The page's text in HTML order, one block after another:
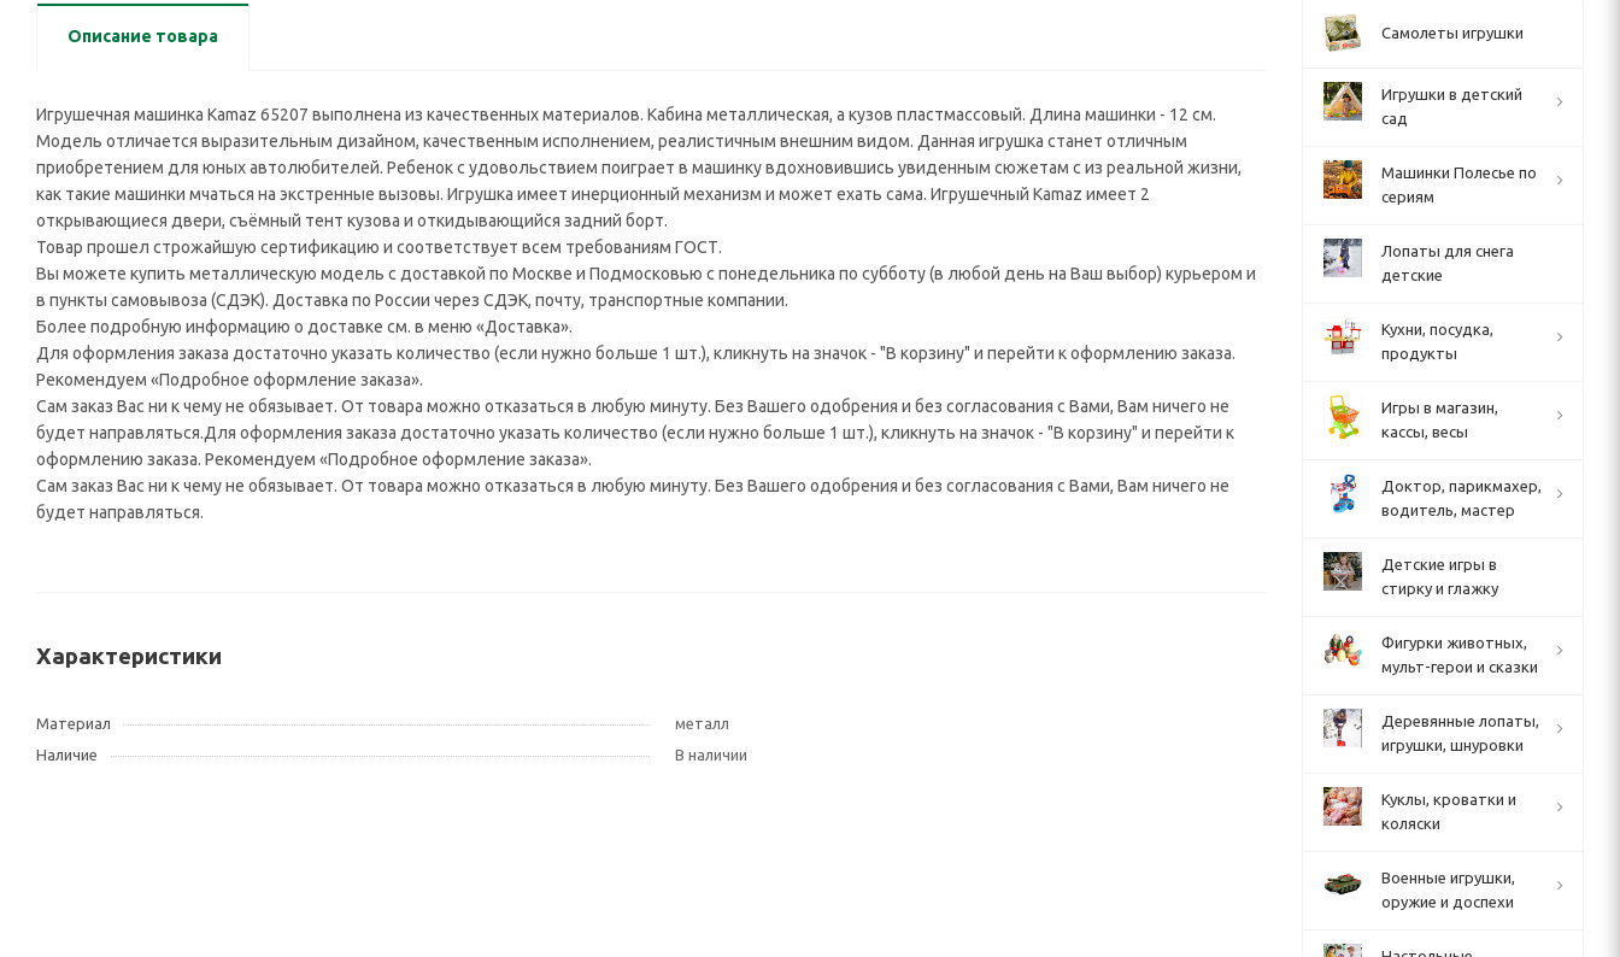
Описание товара
Игрушечная машинка Kamaz 65207 выполнена из качественных материалов. Кабина металлическая, а кузов пластмассовый. Длина машинки - 12 см.
Модель отличается выразительным дизайном, качественным исполнением, реалистичным внешним видом. Данная игрушка станет отличным
приобретением для юных автолюбителей. Ребенок с удовольствием поиграет в машинку вдохновившись увиденным сюжетам с из реальной жизни,
как такие машинки мчаться на экстренные вызовы. Игрушка имеет инерционный механизм и может ехать сама. Игрушечный Kamaz имеет 2
открывающиеся двери, съёмный тент кузова и откидывающийся задний борт.
Товар прошел строжайшую сертификацию и соответствует всем требованиям ГОСТ.
Вы можете купить металлическую модель с доставкой по Москве и Подмосковью с понедельника по субботу (в любой день на Ваш выбор) курьером и
в пункты самовывоза (СДЭК). Доставка по России через СДЭК, почту, транспортные компании.
Более подробную информацию о доставке см. в меню «Доставка».
Для оформления заказа достаточно указать количество (если нужно больше 1 шт.), кликнуть на значок - "В корзину" и перейти к оформлению заказа.
Рекомендуем «Подробное оформление заказа».
Сам заказ Вас ни к чему не обязывает. От товара можно отказаться в любую минуту. Без Вашего одобрения и без согласования с Вами, Вам ничего не
будет направляться.Для оформления заказа достаточно указать количество (если нужно больше 1 шт.), кликнуть на значок - "В корзину" и перейти к
оформлению заказа. Рекомендуем «Подробное оформление заказа».
Сам заказ Вас ни к чему не обязывает. От товара можно отказаться в любую минуту. Без Вашего одобрения и без согласования с Вами, Вам ничего не
будет направляться.
Характеристики
Материал
металл
Наличие
В наличии
Самолеты игрушки
Игрушки в детский
сад
Машинки Полесье по
сериям
Лопаты для снега
детские
Кухни, посудка,
продукты
Игры в магазин,
кассы, весы
Доктор, парикмахер,
водитель, мастер
Детские игры в
стирку и глажку
Фигурки животных,
мульт-герои и сказки
Деревянные лопаты,
игрушки, шнуровки
Куклы, кроватки и
коляски
Военные игрушки,
оружие и доспехи